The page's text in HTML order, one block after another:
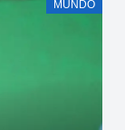
MUNDO